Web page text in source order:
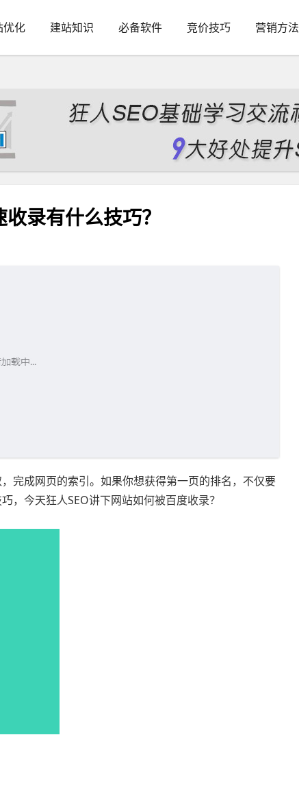
优化 建站知识 必备软件 竞价技巧 营销方法
录有什么技巧？
完成网页的索引。如果你想获得第一页的排名，不仅要
，今天狂人SEO讲下网站如何被百度收录？